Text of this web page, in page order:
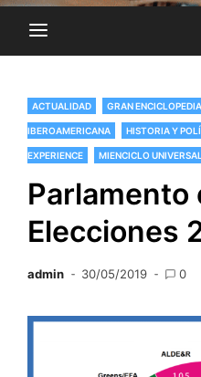
ACTUALIDAD GRAN
IBEROAMERICANA HISTORIA Y
EXPERIENCE MIENCICLO UNIVERSAL
Parlamento
Elecciones
admin 30/05/2019 0